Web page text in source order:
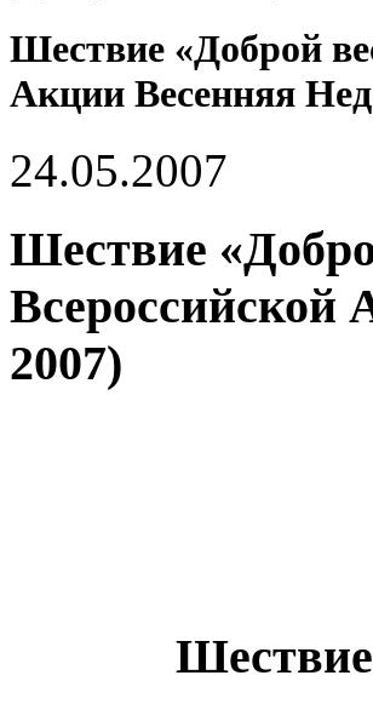
Шествие «Доброй
Акции Весенняя
24.05.2007
Шествие
Всероссийской
2007)
Шествие